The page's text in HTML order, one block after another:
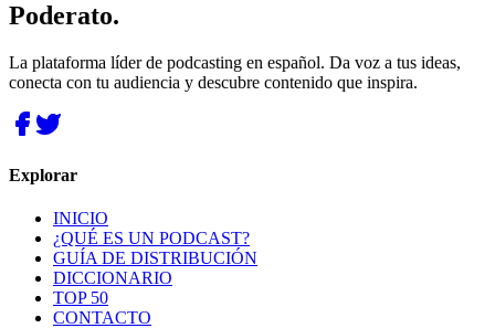
Poderato.
La plataforma líder de podcasting en español. Da voz a tus ideas,
conecta con tu audiencia y descubre contenido que inspira.
Explorar
INICIO
¿QUÉ ES UN PODCAST?
GUÍA DE DISTRIBUCIÓN
DICCIONARIO
TOP 50
CONTACTO